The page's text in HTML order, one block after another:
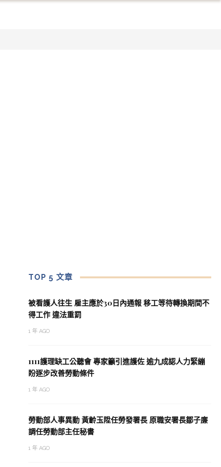
TOP 5 文章
被看護人往生 雇主應於30日內通報 移工等待轉換期間不
得工作 違法重罰
1 年 AGO
1111護理缺工公聽會 專家籲引進護佐 逾九成認人力緊繃
盼逐步改善勞動條件
1 年 AGO
勞動部人事異動 黃齡玉陞任勞發署長 原職安署長鄒子廉
調任勞動部主任秘書
1 年 AGO